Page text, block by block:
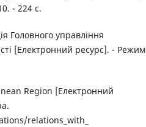
- 224 с.
Головного управління
[Електронний ресурс]. - Режим
Region [Електронний
relations_with_